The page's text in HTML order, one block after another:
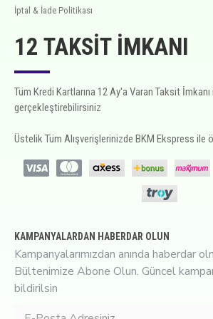
İptal & İade Politikası
12 TAKSIT İMKANI
Tüm Kredi Kartlarına 12 Ay'a Varan Taksit
gerçekleştirebilirsiniz
Üstelik Tüm Alışverişlerinizde BKM Ekspress ile
KAMPANYALARDAN HABERDAR OLUN
Kampanyalarımızdan anında haberdar
Bültenimize Abone Olun. Güncel
bildirilsin